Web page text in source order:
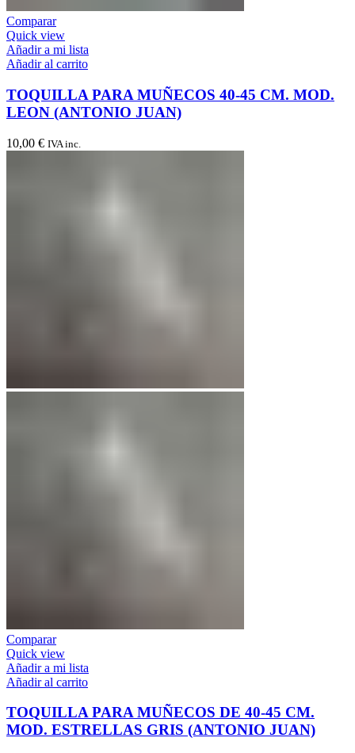
Comparar
Quick view
Añadir a mi lista
Añadir al carrito
TOQUILLA PARA MUÑECOS 40-45 CM. MOD.
LEON (ANTONIO JUAN)
10,00 € IVA inc.
Comparar
Quick view
Añadir a mi lista
Añadir al carrito
TOQUILLA PARA MUÑECOS DE 40-45 CM.
MOD. ESTRELLAS GRIS (ANTONIO JUAN)